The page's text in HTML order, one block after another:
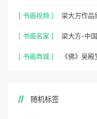
[ 书画视频 ] 梁大方作品
[ 书画名家 ] 梁大方-中
[ 书画商城 ] 《佛》吴
随机标签